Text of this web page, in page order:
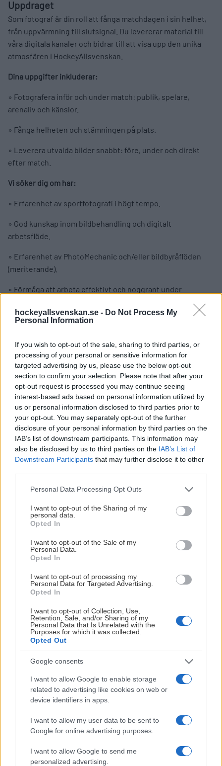
hockeyallsvenskan.se - Do Not Process My
Personal Information
If you wish to opt-out of the sale, sharing to third parties, or
processing of your personal or sensitive information for
targeted advertising by us, please use the below opt-out
section to confirm your selection. Please note that after your
opt-out request is processed you may continue seeing
interest-based ads based on personal information utilized by
us or personal information disclosed to third parties prior to
your opt-out. You may separately opt-out of the further
disclosure of your personal information by third parties on the
IAB’s list of downstream participants. This information may
also be disclosed by us to third parties on the IAB’s List of
Downstream Participants that may further disclose it to other
Please note that this website/app uses one or more Google
not limited to your visit or usage behaviour. You may click to
grant or deny consent to Google and its third-party tags to
use your data for below specified purposes in below Google
consent section.
Personal Data Processing Opt Outs
I want to opt-out of the Sharing of my
personal data.
Opted In
I want to opt-out of the Sale of my
Personal Data.
Opted In
I want to opt-out of processing my
Personal Data for Targeted Advertising.
Opted In
I want to opt-out of Collection, Use,
Retention, Sale, and/or Sharing of my
Personal Data that Is Unrelated with the
Purposes for which it was collected.
Opted Out
Google consents
I want to allow Google to enable storage
related to advertising like cookies on web or
device identifiers in apps.
I want to allow my user data to be sent to
Google for online advertising purposes.
I want to allow Google to send me
personalized advertising.
Uppdraget
Som fotograf är din roll att fånga matchdagen i sin helhet,
från uppvärmning till slutsignal. Du levererar material till
våra digitala kanaler och bidrar till att visa upp den unika
atmosfären i HockeyAllsvenskan.
Dina uppgifter inkluderar:
» Fotografera inför och under match: publik, spelare,
arenaliv och känslor.
» Fånga helheten och stämningen på plats.
» Leverera utvalda bilder snabbt: före, under och direkt
efter match.
Vi söker dig om har:
» Erfarenhet av sportfotografi i högt tempo.
» God kunskap inom bildbehandling och digitalt
arbetsflöde.
» Erfarenhet av PhotoMechanic och/eller bildbyråflöden
(meriterande).
» Förmåga att arbeta effektivt och noggrant under
» Egen professionell utrustning anpassad för sport
seriebildstagningar och ljusstarka teleobjektiv).
Plats:Nobelhallen, i samband med BIK Karlskogas
hemmamatcher.
Omfattning:Frilansuppdrag mot arvode under säsongen
2026/2027.
Intresserad?
Skicka en kort presentation tillsammans med länk till din
portfolio till peter@pebofoto.se senast 20 augusti. Urval
och intervjuer sker löpande.
Tobias Eriksson
HOCKEYALLVENSKAN
HOCKEYALLSVENSKAN SÖKER
HEMMAMATCHER
Daniel Eriksson/Pic-Agency